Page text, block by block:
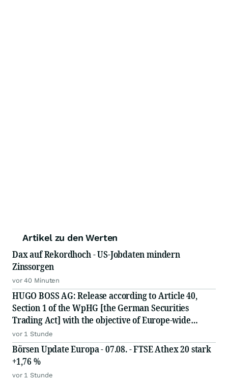
Artikel zu den Werten
Dax auf Rekordhoch - US-Jobdaten mindern
Zinssorgen
vor 40 Minuten
HUGO BOSS AG: Release according to Article 40,
Section 1 of the WpHG [the German Securities
Trading Act] with the objective of Europe-wide
distribution
vor 1 Stunde
Börsen Update Europa - 07.08. - FTSE Athex 20 stark
+1,76 %
vor 1 Stunde